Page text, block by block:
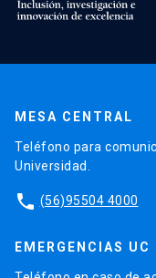
MESA CENTRAL
Teléfono para
Universidad.
phone (56)95504 4000
EMERGENCIAS UC